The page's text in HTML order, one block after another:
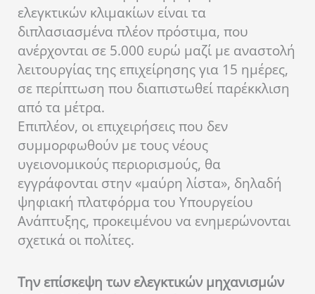
ελεγκτικών κλιμακίων είναι τα
διπλασιασμένα πλέον πρόστιμα, που
ανέρχονται σε 5.000 ευρώ μαζί με αναστολή
λειτουργίας της επιχείρησης για 15 ημέρες,
σε περίπτωση που διαπιστωθεί παρέκκλιση
από τα μέτρα.
Επιπλέον, οι επιχειρήσεις που δεν
συμμορφωθούν με τους νέους
υγειονομικούς περιορισμούς, θα
εγγράφονται στην «μαύρη λίστα», δηλαδή
ψηφιακή πλατφόρμα του Υπουργείου
Ανάπτυξης, προκειμένου να ενημερώνονται
σχετικά οι πολίτες.
Την επίσκεψη των ελεγκτικών μηχανισμών